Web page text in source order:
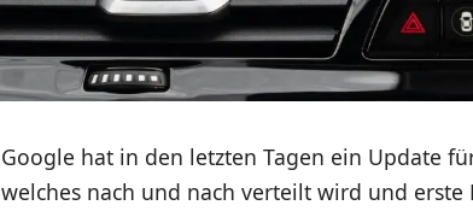
Google hat in den letzten Tagen ein Update
welches nach und nach verteilt wird und erste